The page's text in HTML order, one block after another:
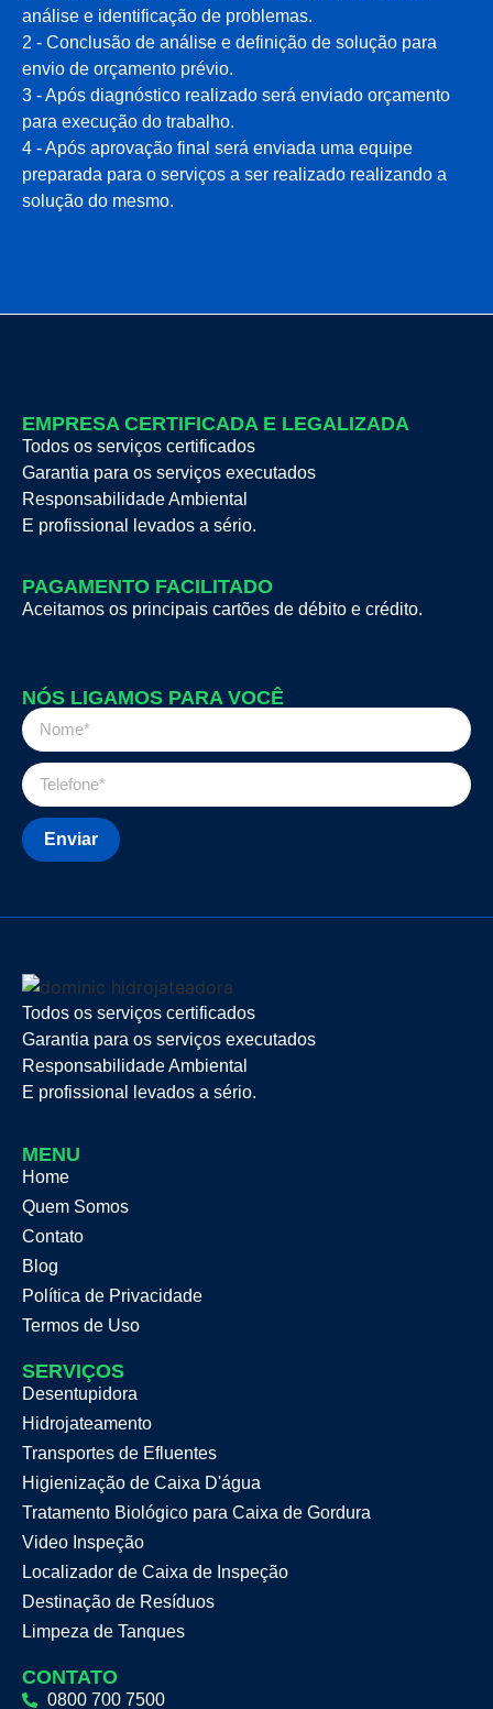
análise e identificação de problemas.
2 - Conclusão de análise e definição de solução para
envio de orçamento prévio.
3 - Após diagnóstico realizado será enviado orçamento
para execução do trabalho.
4 - Após aprovação final será enviada uma equipe
preparada para o serviços a ser realizado realizando a
solução do mesmo.
EMPRESA CERTIFICADA E LEGALIZADA
Todos os serviços certificados
Garantia para os serviços executados
Responsabilidade Ambiental
E profissional levados a sério.
PAGAMENTO FACILITADO
Aceitamos os principais cartões de débito e crédito.
NÓS LIGAMOS PARA VOCÊ
Enviar
Todos os serviços certificados
Garantia para os serviços executados
Responsabilidade Ambiental
E profissional levados a sério.
MENU
Home
Quem Somos
Contato
Blog
Política de Privacidade
Termos de Uso
SERVIÇOS
Desentupidora
Hidrojateamento
Transportes de Efluentes
Higienização de Caixa D'água
Tratamento Biológico para Caixa de Gordura
Video Inspeção
Localizador de Caixa de Inspeção
Destinação de Resíduos
Limpeza de Tanques
CONTATO
0800 700 7500